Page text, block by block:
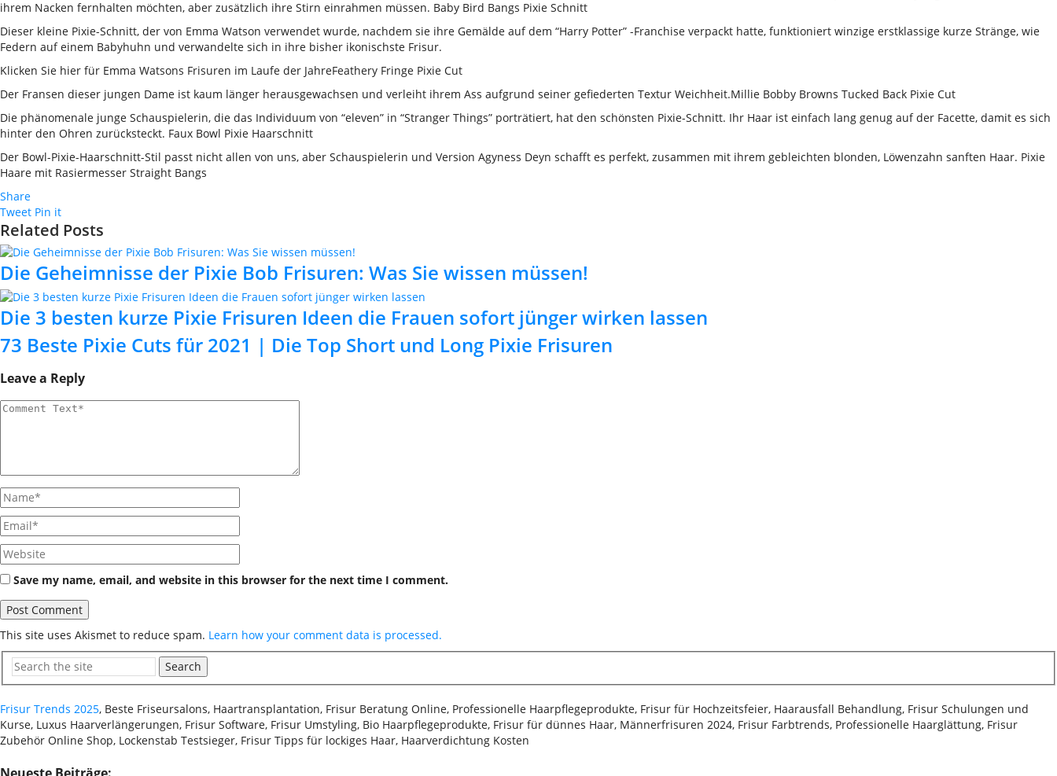
ihrem Nacken fernhalten möchten, aber zusätzlich ihre Stirn einrahmen müssen. Baby Bird Bangs Pixie Schnitt
Dieser kleine Pixie-Schnitt, der von Emma Watson verwendet wurde, nachdem sie ihre Gemälde auf dem “Harry Potter” -Franchise verpackt hatte, funktioniert winzige erstklassige kurze Stränge, wie
Federn auf einem Babyhuhn und verwandelte sich in ihre bisher ikonischste Frisur.
Klicken Sie hier für Emma Watsons Frisuren im Laufe der JahreFeathery Fringe Pixie Cut
Der Fransen dieser jungen Dame ist kaum länger herausgewachsen und verleiht ihrem Ass aufgrund seiner gefiederten Textur Weichheit.Millie Bobby Browns Tucked Back Pixie Cut
Die phänomenale junge Schauspielerin, die das Individuum von “eleven” in “Stranger Things” porträtiert, hat den schönsten Pixie-Schnitt. Ihr Haar ist einfach lang genug auf der Facette, damit es sich
hinter den Ohren zurücksteckt. Faux Bowl Pixie Haarschnitt
Der Bowl-Pixie-Haarschnitt-Stil passt nicht allen von uns, aber Schauspielerin und Version Agyness Deyn schafft es perfekt, zusammen mit ihrem gebleichten blonden, Löwenzahn sanften Haar. Pixie
Haare mit Rasiermesser Straight Bangs
Share
Tweet Pin it
Related Posts
Die Geheimnisse der Pixie Bob Frisuren: Was Sie wissen müssen!
Die 3 besten kurze Pixie Frisuren Ideen die Frauen sofort jünger wirken lassen
73 Beste Pixie Cuts für 2021 | Die Top Short und Long Pixie Frisuren
Leave a Reply
Save my name, email, and website in this browser for the next time I comment.
This site uses Akismet to reduce spam. Learn how your comment data is processed.
Search
Frisur Trends 2025, Beste Friseursalons, Haartransplantation, Frisur Beratung Online, Professionelle Haarpflegeprodukte, Frisur für Hochzeitsfeier, Haarausfall Behandlung, Frisur Schulungen und
Kurse, Luxus Haarverlängerungen, Frisur Software, Frisur Umstyling, Bio Haarpflegeprodukte, Frisur für dünnes Haar, Männerfrisuren 2024, Frisur Farbtrends, Professionelle Haarglättung, Frisur
Zubehör Online Shop, Lockenstab Testsieger, Frisur Tipps für lockiges Haar, Haarverdichtung Kosten